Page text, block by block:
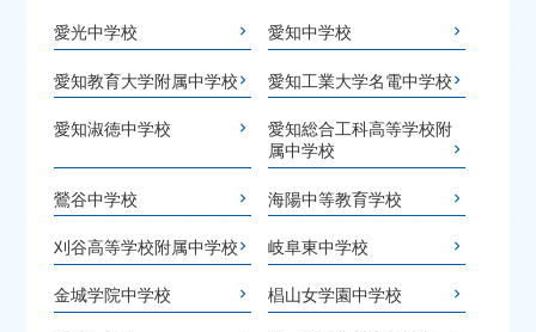
愛光中学校 愛知中学校
愛知教育大学附属中学校 愛知工業大学名電中学校
愛知淑徳中学校
愛知総合工科高等学校附
属中学校
鶯谷中学校 海陽中等教育学校
刈谷高等学校附属中学校 岐阜東中学校
金城学院中学校 椙山女学園中学校